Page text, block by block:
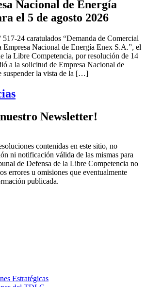
Nacional de Energía
el 5 de agosto 2026
24 caratulados “Demanda de Comercial
Nacional de Energía Enex S.A.”, el
la Libre Competencia, por resolución de 14
a la solicitud de Empresa Nacional de
suspender la vista de la […]
Newsletter!
contenidas en este sitio, no
ni notificación válida de las mismas para
de Defensa de la Libre Competencia no
errores u omisiones que eventualmente
publicada.
Estratégicas